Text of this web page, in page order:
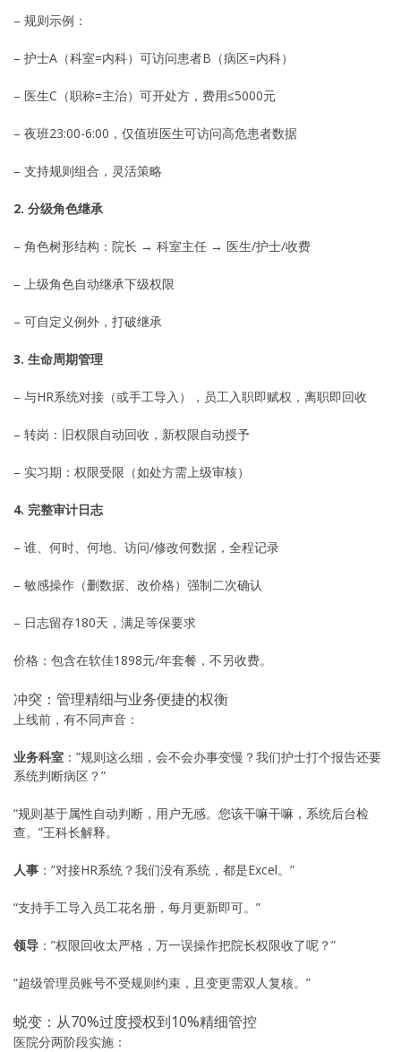
– 规则示例：
– 护士A（科室=内科）可访问患者B（病区=内科）
– 医生C（职称=主治）可开处方，费用≤5000元
– 夜班23:00-6:00，仅值班医生可访问高危患者数据
– 支持规则组合，灵活策略
2. 分级角色继承
– 角色树形结构：院长 → 科室主任 → 医生/护士/收费
– 上级角色自动继承下级权限
– 可自定义例外，打破继承
3. 生命周期管理
– 与HR系统对接（或手工导入），员工入职即赋权，离职即回收
– 转岗：旧权限自动回收，新权限自动授予
– 实习期：权限受限（如处方需上级审核）
4. 完整审计日志
– 谁、何时、何地、访问/修改何数据，全程记录
– 敏感操作（删数据、改价格）强制二次确认
– 日志留存180天，满足等保要求
价格：包含在软佳1898元/年套餐，不另收费。
冲突：管理精细与业务便捷的权衡
上线前，有不同声音：
业务科室 ：”规则这么细，会不会办事变慢？我们护士打个报告还要
系统判断病区？”
“规则基于属性自动判断，用户无感。您该干嘛干嘛，系统后台检
查。”王科长解释。
人事 ：”对接HR系统？我们没有系统，都是Excel。”
“支持手工导入员工花名册，每月更新即可。”
领导 ：”权限回收太严格，万一误操作把院长权限收了呢？”
“超级管理员账号不受规则约束，且变更需双人复核。”
蜕变：从70%过度授权到10%精细管控
医院分两阶段实施：